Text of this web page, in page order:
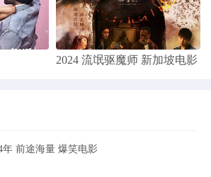
2024 流氓驱魔师 新加坡电影
年 前途海量 爆笑电影